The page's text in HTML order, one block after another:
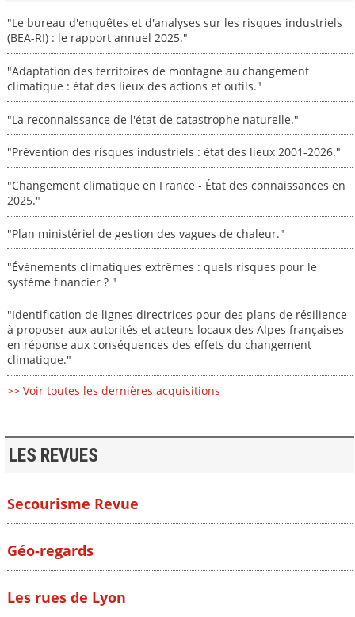
"Le bureau d'enquêtes et d'analyses sur les risques industriels
(BEA-RI) : le rapport annuel 2025."
"Adaptation des territoires de montagne au changement
climatique : état des lieux des actions et outils."
"La reconnaissance de l'état de catastrophe naturelle."
"Prévention des risques industriels : état des lieux 2001-2026."
"Changement climatique en France - État des connaissances en
2025."
"Plan ministériel de gestion des vagues de chaleur."
"Événements climatiques extrêmes : quels risques pour le
système financier ? "
"Identification de lignes directrices pour des plans de résilience
à proposer aux autorités et acteurs locaux des Alpes françaises
en réponse aux conséquences des effets du changement
climatique."
>> Voir toutes les dernières acquisitions
LES REVUES
Secourisme Revue
Géo-regards
Les rues de Lyon